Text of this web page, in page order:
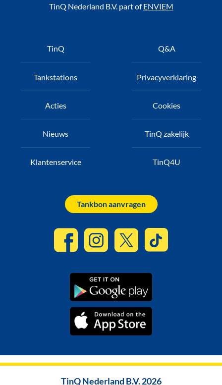
TinQ Nederland B.V. part ofENVIEM
TinQ
Tankstations
Acties
Nieuws
Klantenservice
Q&A
Privacyverklaring
Cookies
TinQ zakelijk
TinQ4U
Tankbon aanvragen
TinQ Nederland B.V. 2026